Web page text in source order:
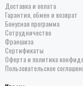
Доставка и оплата
Гарантия, обмен и возврат
Бонусная программа
Сотрудничество
Франшиза
Сертификаты
Оферта и политика
Пользовательское